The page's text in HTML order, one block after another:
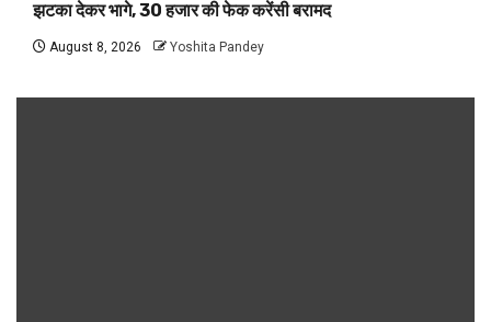
झटका देकर भागे, 30 हजार की फेक करेंसी बरामद
August 8, 2026 Yoshita Pandey